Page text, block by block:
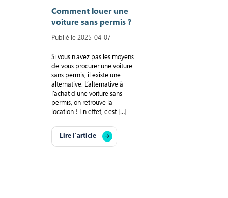
Comment louer une
voiture sans permis ?
Publié le 2025-04-07
Si vous n’avez pas les moyens
de vous procurer une voiture
sans permis, il existe une
alternative. L’alternative à
l’achat d’une voiture sans
permis, on retrouve la
location ! En effet, c’est […]
Lire l'article